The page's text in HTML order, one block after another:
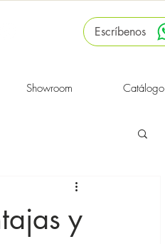
Escríbenos
Showroom Catálogo
y